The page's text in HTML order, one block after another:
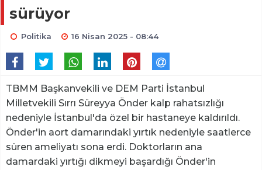
sürüyor
Politika 16 Nisan 2025 - 08:44
TBMM Başkanvekili ve DEM Parti İstanbul
Milletvekili Sırrı Süreyya Önder kalp rahatsızlığı
nedeniyle İstanbul'da özel bir hastaneye kaldırıldı.
Önder'in aort damarındaki yırtık nedeniyle saatlerce
süren ameliyatı sona erdi. Doktorların ana
damardaki yırtığı dikmeyi başardığı Önder'in